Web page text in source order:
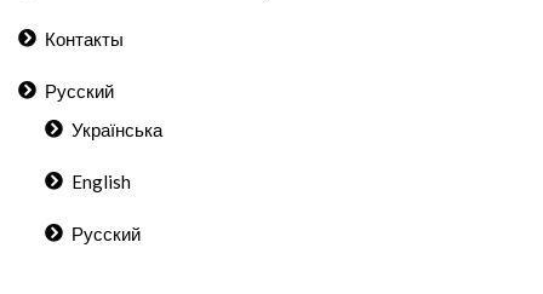
Контакты
Русский
Українська
English
Русский